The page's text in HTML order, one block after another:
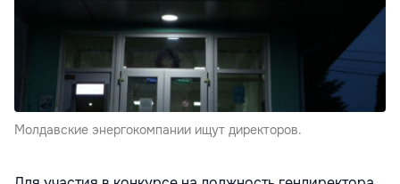
Молдавские энергокомпании ищут директоров.